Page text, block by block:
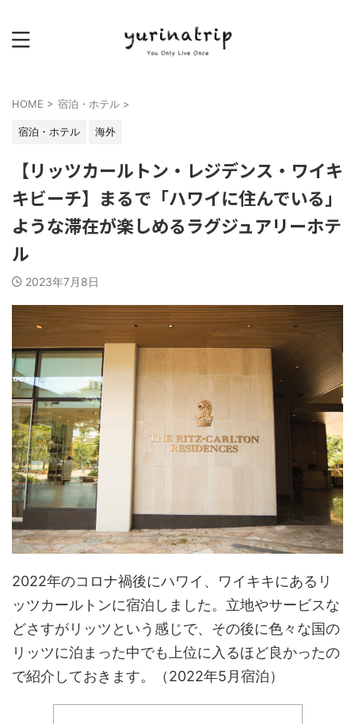
HOME > 宿泊・ホテル >
宿泊・ホテル 海外
【リッツカールトン・レジデンス・ワイキ
キビーチ】まるで「ハワイに住んでいる」
ような滞在が楽しめるラグジュアリーホテ
ル
2023年7月8日
2022年のコロナ禍後にハワイ、ワイキキにあるリ
ッツカールトンに宿泊しました。立地やサービスな
どさすがリッツという感じで、その後に色々な国の
リッツに泊まった中でも上位に入るほど良かったの
で紹介しておきます。（2022年5月宿泊）